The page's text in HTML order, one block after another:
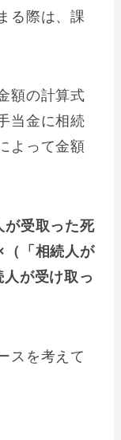
る際は、課
額の計算式
当金に相続
よって金額
が受取った死
（「相続人が
が受け取っ
スを考えて